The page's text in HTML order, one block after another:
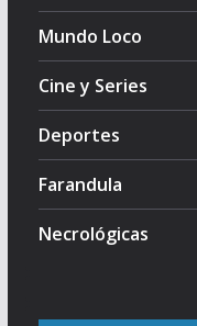
Mundo Loco
Cine y Series
Deportes
Farandula
Necrológicas